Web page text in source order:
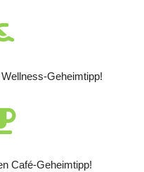
Geheimtipp!
Café-Geheimtipp!